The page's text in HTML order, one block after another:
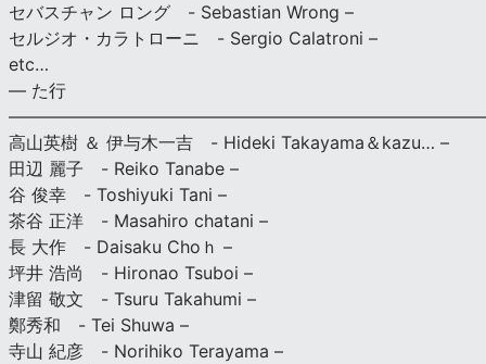
セバスチャン ロング - Sebastian Wrong –
セルジオ・カラトローニ - Sergio Calatroni –
etc…
— た行
高山英樹 ＆ 伊与木一吉 - Hideki Takayama＆kazu… –
田辺 麗子 - Reiko Tanabe –
谷 俊幸 - Toshiyuki Tani –
茶谷 正洋 - Masahiro chatani –
長 大作 - Daisaku Choｈ –
坪井 浩尚 - Hironao Tsuboi –
津留 敬文 - Tsuru Takahumi –
鄭秀和 - Tei Shuwa –
寺山 紀彦 - Norihiko Terayama –